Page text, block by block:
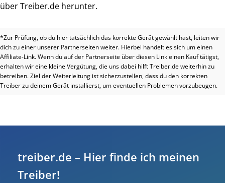
über Treiber.de herunter.
*Zur Prüfung, ob du hier tatsächlich das korrekte Gerät gewählt hast, leiten wir
dich zu einer unserer Partnerseiten weiter. Hierbei handelt es sich um einen
Affiliate-Link. Wenn du auf der Partnerseite über diesen Link einen Kauf tätigst,
erhalten wir eine kleine Vergütung, die uns dabei hilft Treiber.de weiterhin zu
betreiben. Ziel der Weiterleitung ist sicherzustellen, dass du den korrekten
Treiber zu deinem Gerät installierst, um eventuellen Problemen vorzubeugen.
treiber.de – Hier finde ich meinen
Treiber!